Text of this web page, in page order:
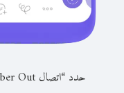
حدد “اتصال Viber Out” من عنوان المحادثة